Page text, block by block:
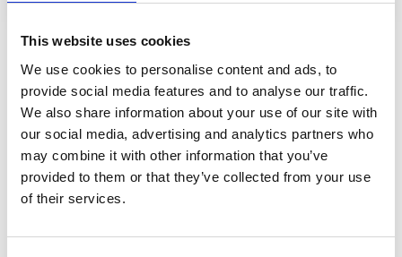
This website uses cookies
We use cookies to personalise content and ads, to
provide social media features and to analyse our traffic.
We also share information about your use of our site with
our social media, advertising and analytics partners who
may combine it with other information that you’ve
provided to them or that they’ve collected from your use
of their services.
Presse & Downloads
Life Couriers freut sich, seine Teilnahme an
der 18. jährlichen Konferenz „Clinical Trial
Supply West Coast“ bekannt zu geben, die
vom 9. bis 10. September im Hyatt Regency
San Francisco Airport in Burlingame, USA,